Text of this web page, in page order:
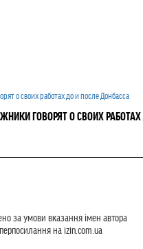
ГОВОРЯТ О СВОИХ
за умови вказання імен автора
на izin.com.ua